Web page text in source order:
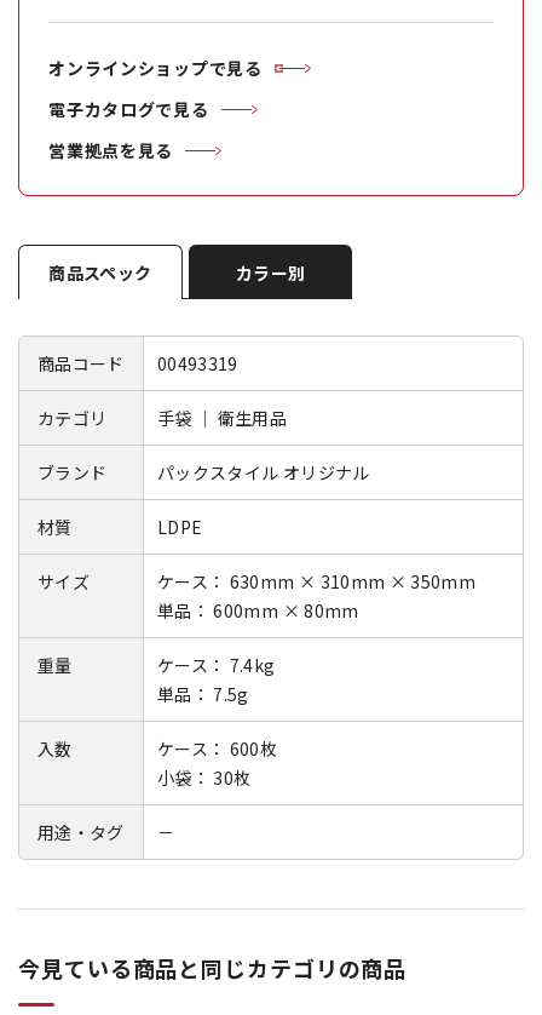
オンラインショップで見る
電子カタログで見る
営業拠点を見る
商品スペック カラー別
商品コード 00493319
カテゴリ 手袋 ｜ 衛生用品
ブランド パックスタイル オリジナル
材質 LDPE
サイズ
ケース： 630mm × 310mm × 350mm
単品： 600mm × 80mm
重量
ケース： 7.4kg
単品： 7.5g
入数
ケース： 600枚
小袋： 30枚
用途・タグ －
今見ている商品と同じカテゴリの商品